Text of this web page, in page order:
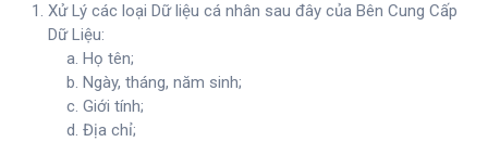
Xử Lý các loại Dữ liệu cá nhân sau đây của Bên Cung Cấp
Dữ Liệu:
Họ tên;
Ngày, tháng, năm sinh;
Giới tính;
Địa chỉ;